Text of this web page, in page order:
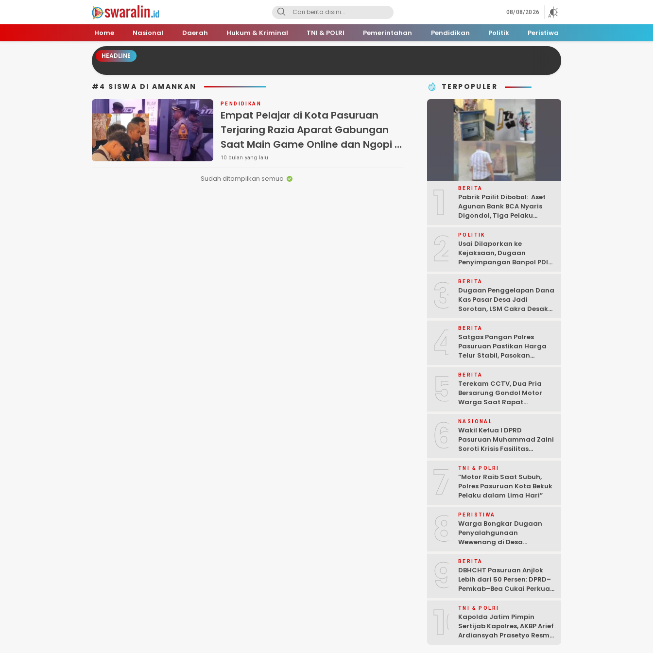
Swara Lin
Independent, Tajam & Profesional
08/08/2026
Home Nasional Daerah Hukum & Kriminal TNI & POLRI Pemerintahan Pendidikan Politik Peristiwa
HEADLINE
#4 SISWA DI AMANKAN
PENDIDIKAN
Empat Pelajar di Kota Pasuruan
Terjaring Razia Aparat Gabungan
Saat Main Game Online dan Ngopi di
Jam Sekolah
10 bulan yang lalu
Sudah ditampilkan semua
TERPOPULER
1 BERITA
Pabrik Pailit Dibobol: Aset
Agunan Bank BCA Nyaris
Digondol, Tiga Pelaku
Pasuruan
2 POLITIK
Usai Dilaporkan ke
Kejaksaan, Dugaan
Penyimpangan Banpol PDIP
Tuntas “6 Eks Ketua PAC
Cabut Laporan”
3 BERITA
Dugaan Penggelapan Dana
Kas Pasar Desa Jadi
Sorotan, LSM Cakra Desak
4 BERITA
Satgas Pangan Polres
Pasuruan Pastikan Harga
Telur Stabil, Pasokan
Kekhawatiran Fluktuasi
5 BERITA
Terekam CCTV, Dua Pria
Bersarung Gondol Motor
Warga Saat Rapat
6 NASIONAL
Wakil Ketua I DPRD
Pasuruan Muhammad Zaini
Soroti Krisis Fasilitas
Anggaran
7 TNI & POLRI
‎”Motor Raib Saat Subuh,
Polres Pasuruan Kota Bekuk
Pelaku dalam Lima Hari” ‎
8 PERISTIWA
Warga Bongkar Dugaan
Penyalahgunaan
Wewenang di Desa
Mencuat
9 BERITA
DBHCHT Pasuruan Anjlok
Lebih dari 50 Persen: DPRD–
Pemkab–Bea Cukai Perkuat
Rokok Ilegal
10TNI & POLRI
Kapolda Jatim Pimpin
Sertijab Kapolres, AKBP Arief
Ardiansyah Prasetyo Resmi